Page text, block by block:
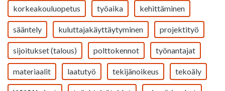
korkeakouluopetus työaika kehittäminen
sääntely kuluttajakäyttäytyminen projektityö
sijoitukset (talous) polttokennot työnantajat
materiaalit laatutyö tekijänoikeus tekoäly